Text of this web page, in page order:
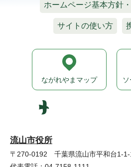
ホームページ基本方針
サイトの使い方
流山市役所
〒270-0192 千葉県流山市平和台1-
ながれやまマップ